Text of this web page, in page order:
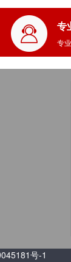
专
专
号-1